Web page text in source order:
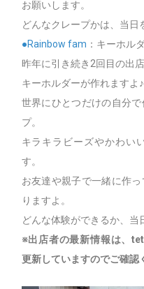
お願いします。
どんなクレープかは、当日
●Rainbow fam ：キーホル
昨年に引き続き2回目の出
キーホルダーが作れますよ♪
世界にひとつだけの自分
プ。
キラキラビーズやかわい
す。
お友達や親子で一緒に作
りますよ。
どんな体験ができるか、当
※出店者の最新情報は、
更新していますのでご確認